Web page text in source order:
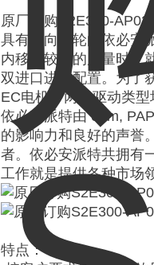
原厂订购S2E300-
具有前向叶轮的依必安
内移动较大的风量时，
双进口进行配置。为了
EC电机。两种驱动类
依必安派特由 ebm,
的影响力和良好的声誉
者。依必安派特共拥有
工作就是提供各种市场
特点：